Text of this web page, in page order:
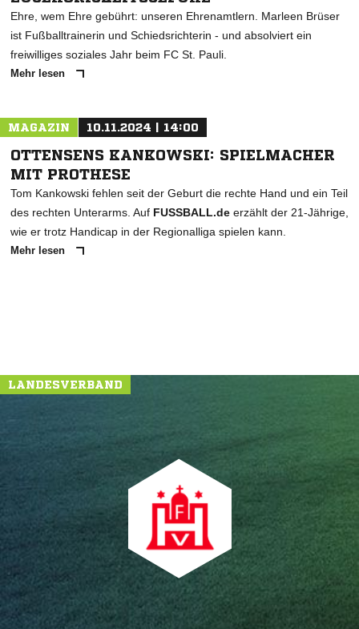
Ehre, wem Ehre gebührt: unseren Ehrenamtlern. Marleen Brüser
ist Fußballtrainerin und Schiedsrichterin - und absolviert ein
freiwilliges soziales Jahr beim FC St. Pauli.
Mehr lesen
MAGAZIN 10.11.2024 | 14:00
OTTENSENS KANKOWSKI: SPIELMACHER
MIT PROTHESE
Tom Kankowski fehlen seit der Geburt die rechte Hand und ein Teil
des rechten Unterarms. Auf FUSSBALL.de erzählt der 21-Jährige,
wie er trotz Handicap in der Regionalliga spielen kann.
Mehr lesen
LANDESVERBAND